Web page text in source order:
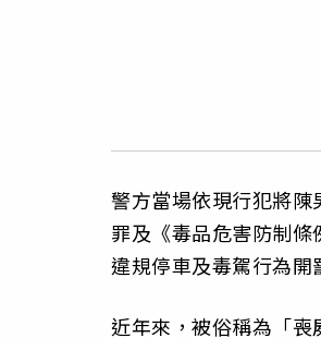
警方當場依現行犯將
罪及《毒品危害防制
違規停車及毒駕行為開
近年來，被俗稱為「